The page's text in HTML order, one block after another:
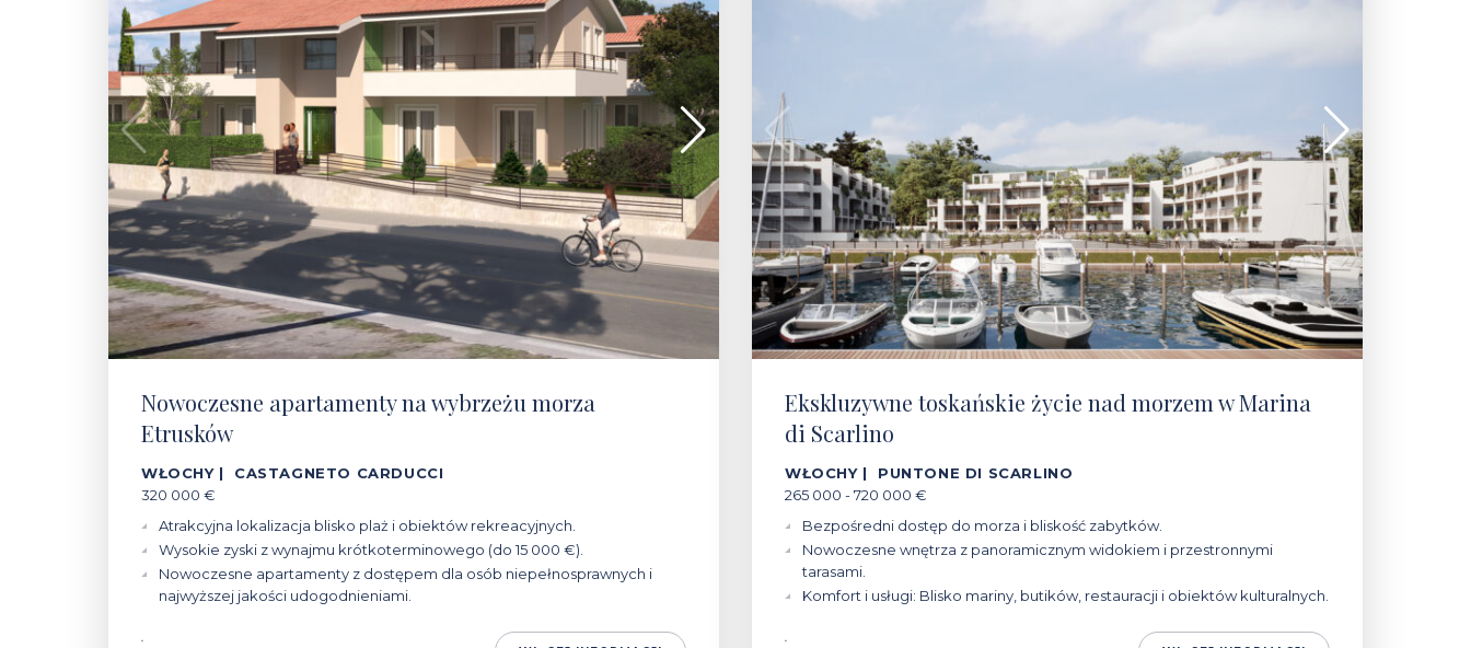
Nowoczesne apartamenty na wybrzeżu morza
Etrusków
WŁOCHY | CASTAGNETO CARDUCCI
320 000 €
Atrakcyjna lokalizacja blisko plaż i obiektów rekreacyjnych.
Wysokie zyski z wynajmu krótkoterminowego (do 15 000 €).
Nowoczesne apartamenty z dostępem dla osób niepełnosprawnych i
najwyższej jakości udogodnieniami.
Ekskluzywne toskańskie życie nad morzem w Marina
di Scarlino
WŁOCHY | PUNTONE DI SCARLINO
265 000 - 720 000 €
Bezpośredni dostęp do morza i bliskość zabytków.
Nowoczesne wnętrza z panoramicznym widokiem i przestronnymi
tarasami.
Komfort i usługi: Blisko mariny, butików, restauracji i obiektów kulturalnych.